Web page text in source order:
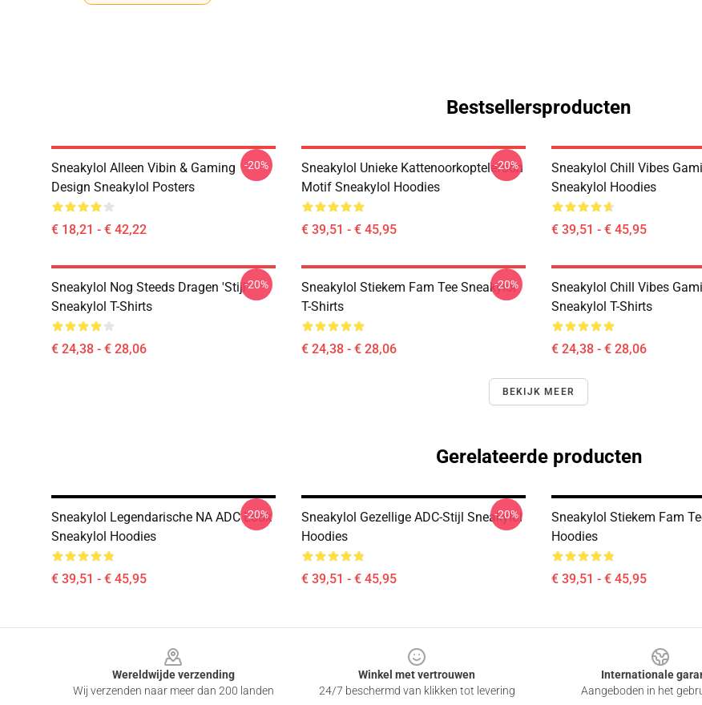
Bestsellersproducten
Sneakylol Alleen Vibin & Gaming
Design Sneakylol Posters
€ 18,21 - € 42,22
-20%
Sneakylol Unieke Kattenoorkoptelefoon
Motif Sneakylol Hoodies
€ 39,51 - € 45,95
-20%
Sneakylol Chill Vibes
Sneakylol Hoodies
€ 39,51 - € 45,95
Sneakylol Nog Steeds Dragen 'Stijl
Sneakylol T-Shirts
€ 24,38 - € 28,06
-20%
Sneakylol Stiekem Fam Tee Sneakylol
T-Shirts
€ 24,38 - € 28,06
-20%
Sneakylol Chill Vibes
Sneakylol T-Shirts
€ 24,38 - € 28,06
BEKIJK MEER
Gerelateerde producten
Sneakylol Legendarische NA ADC Look
Sneakylol Hoodies
€ 39,51 - € 45,95
-20%
Sneakylol Gezellige ADC-Stijl Sneakylol
Hoodies
€ 39,51 - € 45,95
-20%
Sneakylol Stiekem Fam
Hoodies
€ 39,51 - € 45,95
Wereldwijde verzending
Wij verzenden naar meer dan 200 landen
Winkel met vertrouwen
24/7 beschermd van klikken tot levering
Internationale
Aangeboden in het